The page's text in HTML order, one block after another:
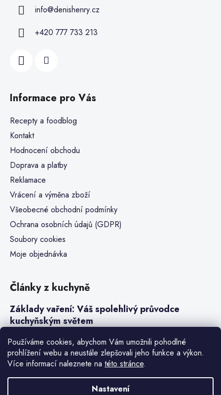
Používáme cookies, abychom Vám umožnili pohodlné
prohlížení webu a neustále zlepšovali jeho funkce a výkon.
Více informací naleznete na této stránce.
Nastavení
info@denishenry.cz
+420 777 733 213
Informace pro Vás
Recepty a foodblog
Kontakt
Hodnocení obchodu
Doprava a platby
Reklamace
Vrácení a výměna zboží
Všeobecné obchodní podmínky
Ochrana osobních údajů (GDPR)
Soubory cookies
Moje objednávka
Články z kuchyně
Základy vaření: Váš spolehlivý průvodce
kuchyňským světem
Steaky a sous-vide vaření
Jak vařit v tlakovém hrnci neboli papiňáku